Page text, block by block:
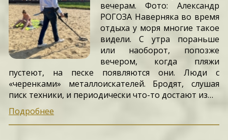
вечерам. Фото: Александр
РОГОЗА Наверняка во время
отдыха у моря многие такое
видели. С утра пораньше
или наоборот, попозже
вечером, когда пляжи
пустеют, на песке появляются они. Люди с
«черенками» металлоискателей. Бродят, слушая
писк техники, и периодически что-то достают из…
Подробнее